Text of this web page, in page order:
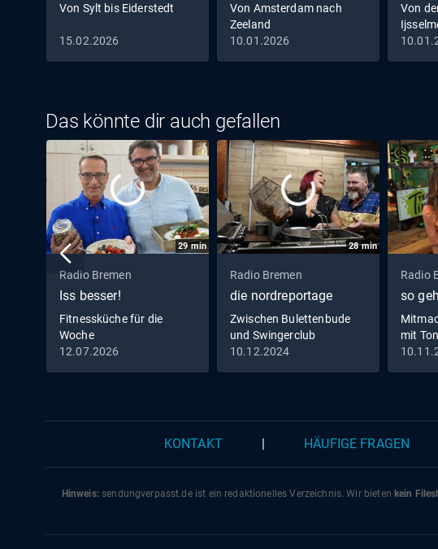
Von Sylt bis Eiderstedt
15.02.2026
Von Amsterdam nach
Zeeland
10.01.2026
Von
Das könnte dir auch gefallen
29min
Radio Bremen
Iss besser!
Fitnessküche für die
Woche
12.07.2026
28min
Radio Bremen
die nordreportage
Zwischen Bulettenbude
und Swingerclub
10.12.2024
Radio
so
mit Ton
KONTAKT HÄUFIGE FRAGEN
Hinweis:sendungverpasst.deist ein redaktionelles Verzeichnis. Wir bieten kein